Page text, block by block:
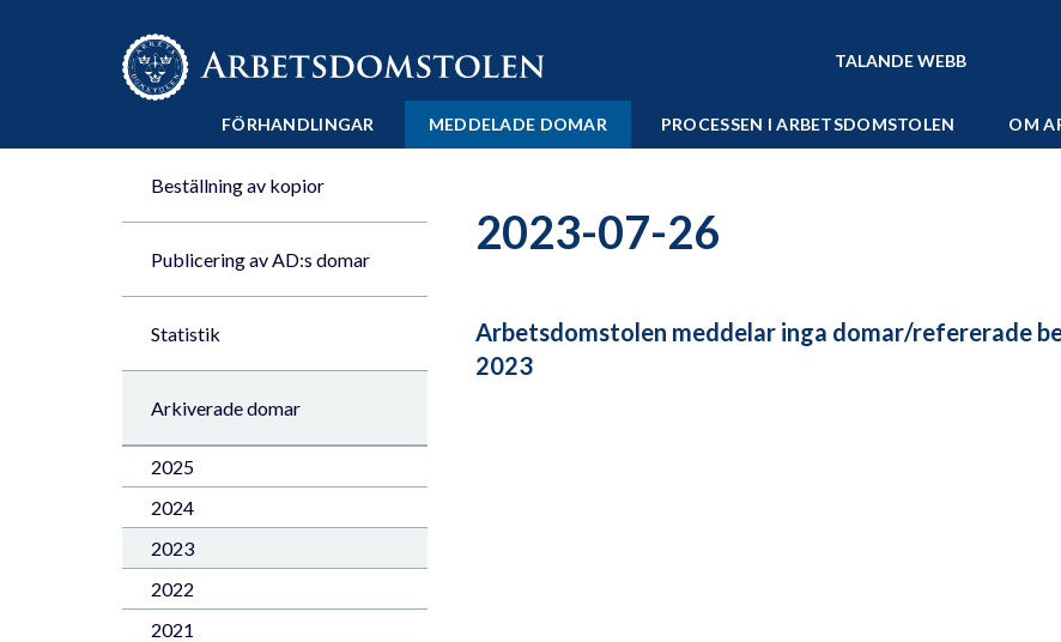
Till innehåll på sidan x
TALANDE WEBB
FÖRHANDLINGAR MEDDELADE DOMAR PROCESSEN I ARBETSDOMSTOLEN OM
Beställning av kopior
Publicering av AD:s domar
Statistik
Arkiverade domar
2025
2024
2023
2022
2021
2023-07-26
Arbetsdomstolen meddelar inga domar/refererade
2023